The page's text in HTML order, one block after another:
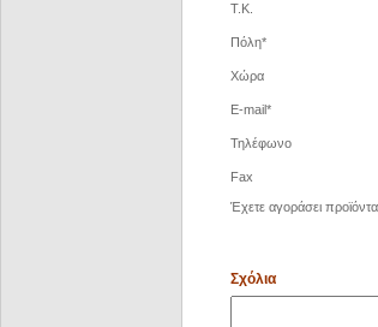
Τ.Κ.
Πόλη*
Χώρα
E-mail*
Τηλέφωνο
Fax
Έχετε αγοράσει προϊόντα
Σχόλια